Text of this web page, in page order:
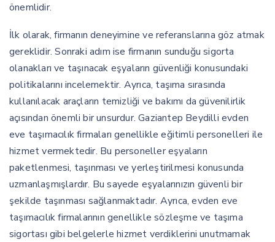
önemlidir.
İlk olarak, firmanın deneyimine ve referanslarına göz atmak
gereklidir. Sonraki adım ise firmanın sunduğu sigorta
olanakları ve taşınacak eşyaların güvenliği konusundaki
politikalarını incelemektir. Ayrıca, taşıma sırasında
kullanılacak araçların temizliği ve bakımı da güvenilirlik
açısından önemli bir unsurdur. Gaziantep Beydilli evden
eve taşımacılık firmaları genellikle eğitimli personelleri ile
hizmet vermektedir. Bu personeller eşyaların
paketlenmesi, taşınması ve yerleştirilmesi konusunda
uzmanlaşmışlardır. Bu sayede eşyalarınızın güvenli bir
şekilde taşınması sağlanmaktadır. Ayrıca, evden eve
taşımacılık firmalarının genellikle sözleşme ve taşıma
sigortası gibi belgelerle hizmet verdiklerini unutmamak